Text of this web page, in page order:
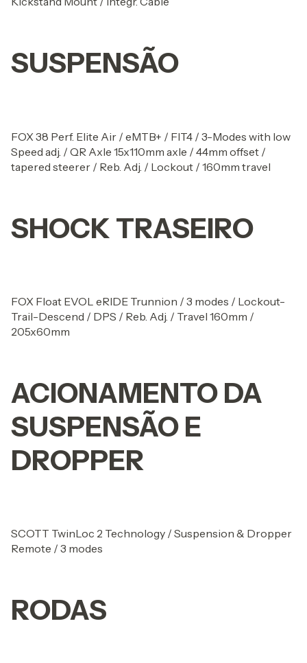
SUSPENSÃO
FOX 38 Perf. Elite Air / eMTB+ / FIT4 / 3-Modes with low
Speed adj. / QR Axle 15x110mm axle / 44mm offset /
tapered steerer / Reb. Adj. / Lockout / 160mm travel
SHOCK TRASEIRO
FOX Float EVOL eRIDE Trunnion / 3 modes / Lockout-
Trail-Descend / DPS / Reb. Adj. / Travel 160mm /
205x60mm
ACIONAMENTO DA
SUSPENSÃO E
DROPPER
SCOTT TwinLoc 2 Technology / Suspension & Dropper
Remote / 3 modes
RODAS